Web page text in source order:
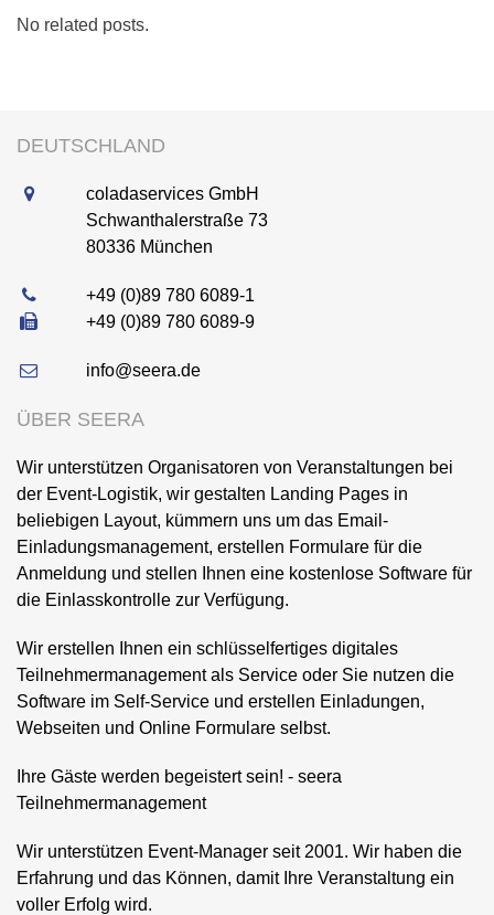
No related posts.
DEUTSCHLAND
coladaservices GmbH
Schwanthalerstraße 73
80336 München
+49 (0)89 780 6089-1
+49 (0)89 780 6089-9
info@seera.de
ÜBER SEERA
Wir unterstützen Organisatoren von Veranstaltungen bei
der Event-Logistik, wir gestalten Landing Pages in
beliebigen Layout, kümmern uns um das Email-
Einladungsmanagement, erstellen Formulare für die
Anmeldung und stellen Ihnen eine kostenlose Software für
die Einlasskontrolle zur Verfügung.
Wir erstellen Ihnen ein schlüsselfertiges digitales
Teilnehmermanagement als Service oder Sie nutzen die
Software im Self-Service und erstellen Einladungen,
Webseiten und Online Formulare selbst.
Ihre Gäste werden begeistert sein! - seera
Teilnehmermanagement
Wir unterstützen Event-Manager seit 2001. Wir haben die
Erfahrung und das Können, damit Ihre Veranstaltung ein
voller Erfolg wird.